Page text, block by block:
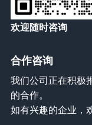
欢迎随时咨询
合作咨询
我们公司正在积极
的合作。
如有兴趣的企业，